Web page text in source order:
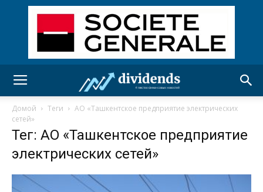
Домой Теги
АО «Ташкентское предприятие электрических
сетей»
Тег: АО «Ташкентское предприятие
электрических сетей»